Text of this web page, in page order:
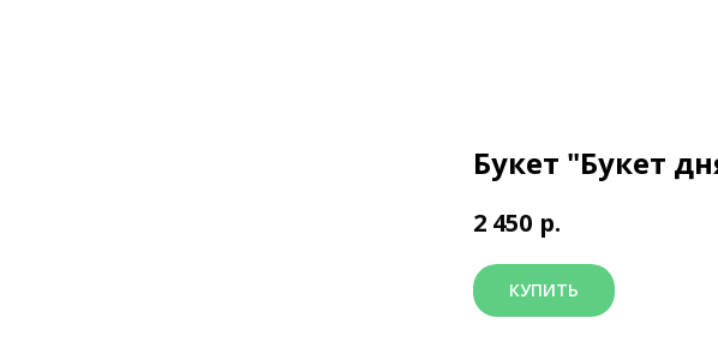
Букет "Букет
2 450 р.
КУПИТЬ